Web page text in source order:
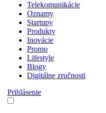
Telekomunikácie
Oznamy
Startupy
Produkty
Inovácie
Promo
Lifestyle
Blogy
Digitálne zručnosti
Prihlásenie